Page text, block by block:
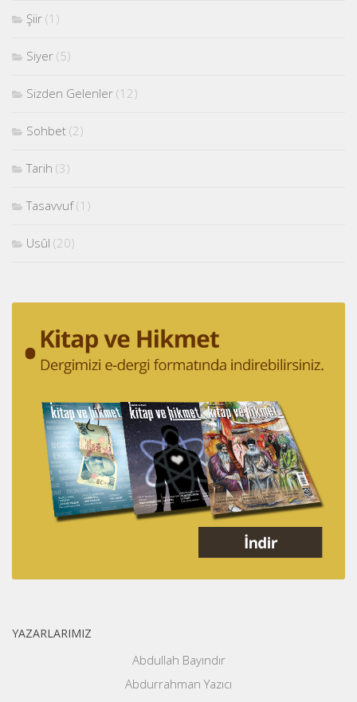
Şiir (1)
Siyer (5)
Sizden Gelenler (12)
Sohbet (2)
Tarih (3)
Tasavvuf(1)
Usûl (20)
YAZARLARIMIZ
Abdullah Bayındır
Abdurrahman Yazıcı